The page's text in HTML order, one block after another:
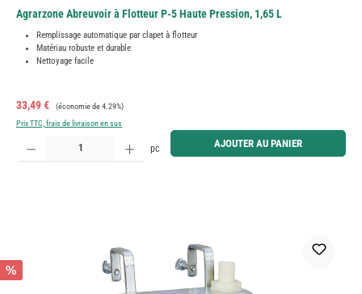
Agrarzone Abreuvoir à Flotteur P-5 Haute Pression, 1,65 L
Remplissage automatique par clapet à flotteur
Matériau robuste et durable
Nettoyage facile
Prix de vente :
33,49 € Prix régulier :
(économie de 4.29%)
Prix TTC, frais de livraison en sus
Quantité de produit : Entrez la quantité souhaitée ou utilisez les boutons pour augmenter ou
pc AJOUTER AU PANIER
%